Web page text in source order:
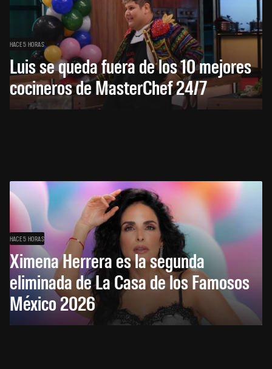
HACE 5 HORAS
Luis se queda fuera de los 10 mejores
cocineros de MasterChef 24/7
HACE 5 HORAS
Ximena Herrera es la segunda
eliminada de La Casa de los Famosos
México 2026